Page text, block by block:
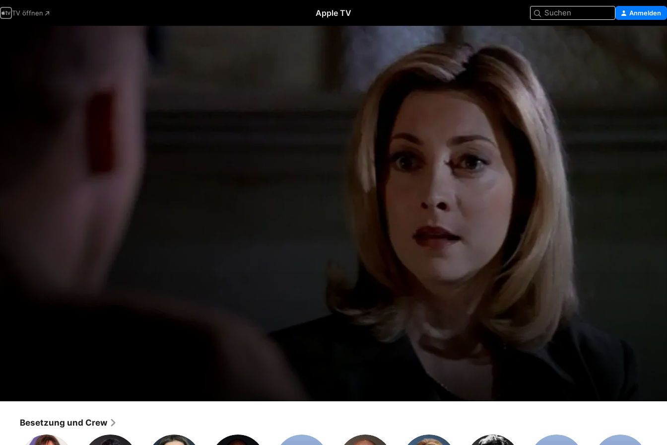
TV öffnen Apple TV Suchen Anmelden
Ich zeichne es dir auf
Drama ·Crime
Besetzung und Crew